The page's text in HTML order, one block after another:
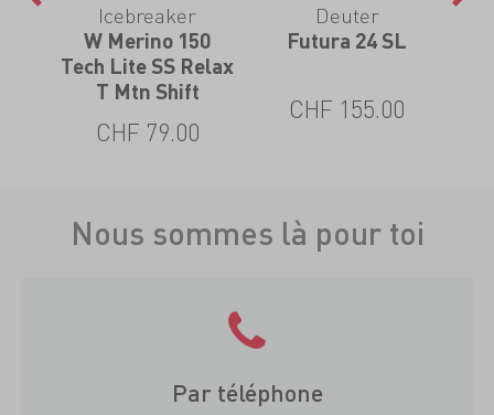
Icebreaker
W Merino 150
Tech Lite SS Relax
T Mtn Shift
CHF 79.00
Deuter
Futura 24 SL
CHF 155.00
Nous sommes là pour toi
Par téléphone